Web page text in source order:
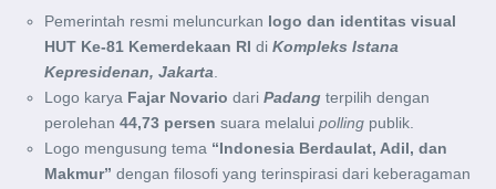
Pemerintah resmi meluncurkan logo dan identitas visual
HUT Ke-81 Kemerdekaan RI di Kompleks Istana
Kepresidenan, Jakarta.
Logo karya Fajar Novario dari Padang terpilih dengan
perolehan 44,73 persen suara melalui polling publik.
Logo mengusung tema “Indonesia Berdaulat, Adil, dan
Makmur” dengan filosofi yang terinspirasi dari keberagaman